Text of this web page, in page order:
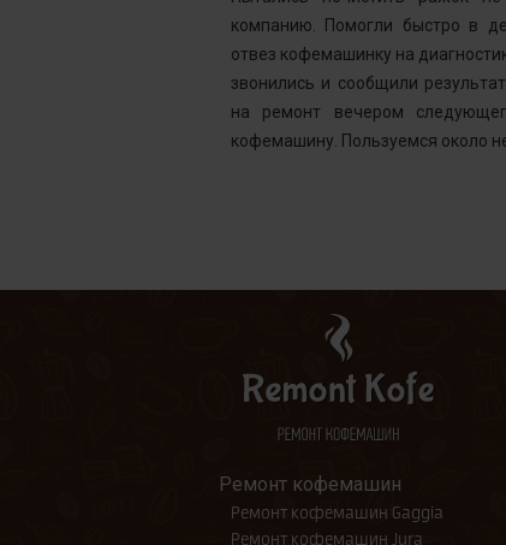
компанию. Помогли быстро в
отвез кофемашинку на
звонились и сообщили
на ремонт вечером
кофемашину. Пользуемся около
Ремонт кофемашин
Ремонт кофемашин Gaggia
Ремонт кофемашин Jura